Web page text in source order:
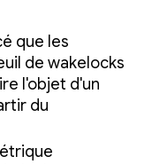
que les
de wakelocks
l'objet d'un
du